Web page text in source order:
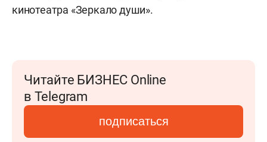
кинотеатра «Зеркало души».
Читайте БИЗНЕС Online
в Telegram
подписаться